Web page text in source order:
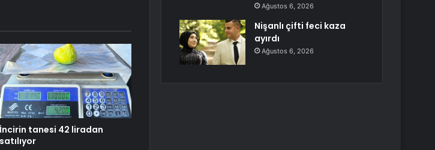
İncirin tanesi 42 liradan
satılıyor
Ağustos 6, 2026
Nişanlı çifti feci kaza
ayırdı
Ağustos 6, 2026